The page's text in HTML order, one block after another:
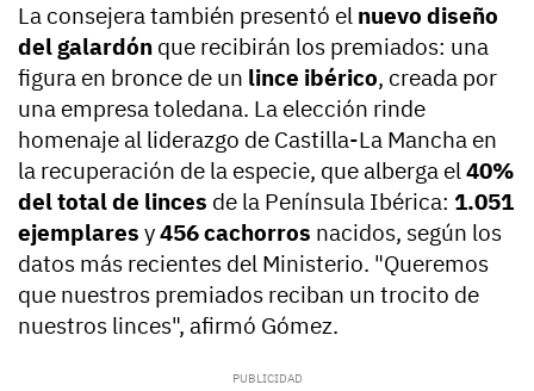
La consejera también presentó el nuevo diseño
del galardón que recibirán los premiados: una
figura en bronce de un lince ibérico, creada por
una empresa toledana. La elección rinde
homenaje al liderazgo de Castilla-La Mancha en
la recuperación de la especie, que alberga el40%
del total de linces de la Península Ibérica: 1.051
ejemplares y456 cachorros nacidos, según los
datos más recientes del Ministerio. "Queremos
que nuestros premiados reciban un trocito de
nuestros linces", afirmó Gómez.